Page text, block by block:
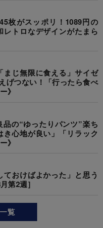
枚がスッポリ！1089円の
レトロなデザインがたまら
まじ無限に食える」サイゼ
げつない！「行ったら食べ
》
品の“ゆったりパンツ”楽ち
心地が良い」「リラック
》
おけばよかった」と思う
第2週］
覧